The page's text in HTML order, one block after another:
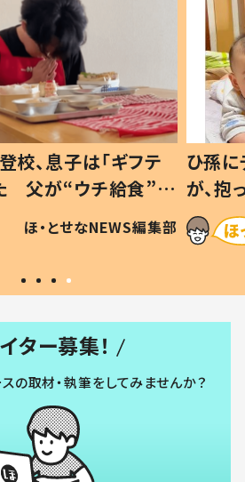
校、息子は「ギフテ
父が“ウチ給食”を
理由とは #令和の親
ほ・とせなNEWS編集部
ひ孫
が、
「涙が
い」
ター募集！
の取材・執筆をしてみませんか？